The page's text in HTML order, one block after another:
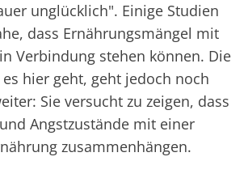
unglücklich". Einige Studien
dass Ernährungsmängel mit
Verbindung stehen können. Die
hier geht, geht jedoch noch
Sie versucht zu zeigen, dass
Angstzustände mit einer
zusammenhängen.